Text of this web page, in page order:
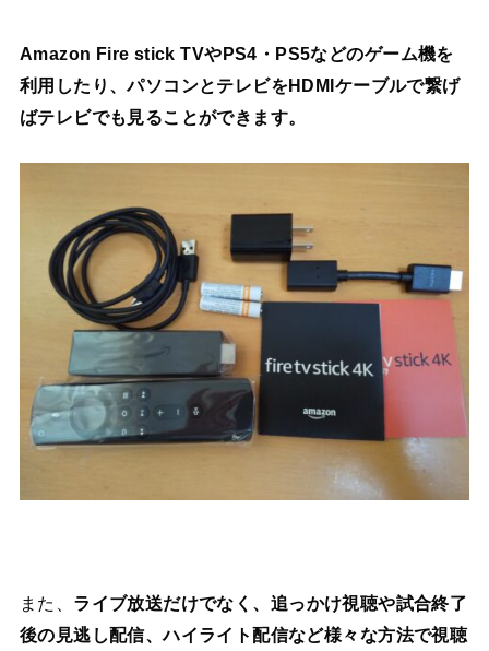
Amazon Fire stick TVやPS4・PS5などのゲーム機を
利用したり、パソコンとテレビをHDMIケーブルで繋げ
ばテレビでも見ることができます。
また、 ライブ放送だけでなく、追っかけ視聴や試合終了
後の見逃し配信、ハイライト配信など様々な方法で視聴